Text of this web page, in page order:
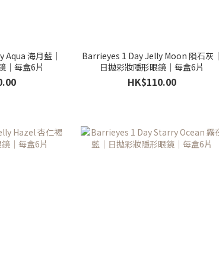
海月藍｜
｜每盒6片
Barrieyes 1 Day Jelly Moon 隕石灰｜
日拋彩妝隱形眼鏡｜每盒6片
HK$110.00